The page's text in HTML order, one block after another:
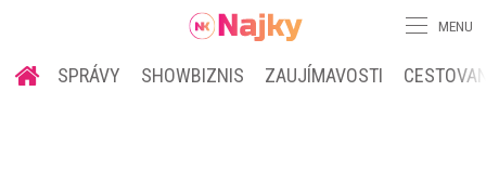
MENU
SPRÁVY SHOWBIZNIS ZAUJÍMAVOSTI